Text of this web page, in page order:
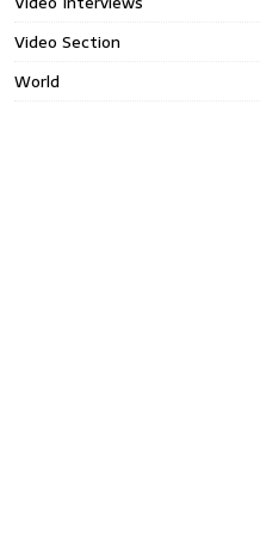
Video Section
World